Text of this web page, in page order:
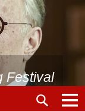
Festival